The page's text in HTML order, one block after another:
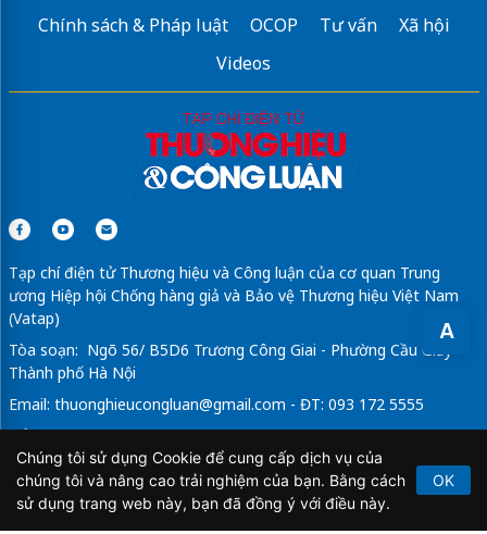
A
Chính sách & Pháp luật
OCOP Tư vấn
Xã hội
Videos
Tạp chí điện tử Thương hiệu và Công luận của cơ quan Trung
ương Hiệp hội Chống hàng giả và Bảo vệ Thương hiệu Việt Nam
(Vatap)
Tòa soạn: Ngõ 56/ B5D6 Trương Công Giai - Phường Cầu Giấy -
Thành phố Hà Nội
Email: thuonghieucongluan@gmail.com - ĐT: 093 172 5555
Tổng Biên Tập: Vũ Đức Thuận
Giấy phép hoạt động báo chí điện tử số 64/GP-BTTTT do Bộ
Thông tin và Truyền thông cấp ngày 21/2/2020.
Chúng tôi sử dụng Cookie để cung cấp dịch vụ của
chúng tôi và nâng cao trải nghiệm của bạn. Bằng cách
sử dụng trang web này, bạn đã đồng ý với điều này.
OK